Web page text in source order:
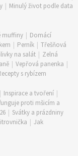
| Minulý život podle data
muffiny | Domácí
| Perník | Třešňová
na salát | Zelná
| Vepřová panenka |
s rybízem
| Inspirace a tvoření |
proti mšicím a
| Svátky a prázdniny
| Jak